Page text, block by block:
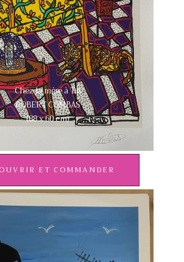
Chez la mère à Titi
ROBERT COMBAS
(88 x 60 cm)
ET COMMANDER